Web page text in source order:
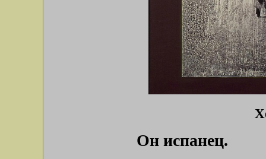
Он испанец.